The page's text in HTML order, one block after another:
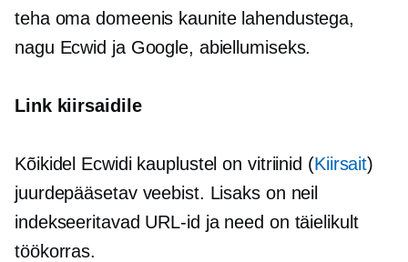
teha oma domeenis kaunite lahendustega,
nagu Ecwid ja Google, abiellumiseks.
Link kiirsaidile
Kõikidel Ecwidi kauplustel on vitriinid (Kiirsait)
juurdepääsetav veebist. Lisaks on neil
indekseeritavad URL-id ja need on täielikult
töökorras.